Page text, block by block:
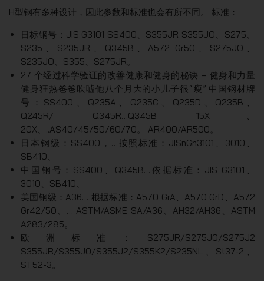
H型钢有多种设计，因此参数和标准也会有所不同。 标准：
日标钢号：JIS G3101 SS400、S355JR S355JO、S275、
S235、S235JR、Q345B、A572 Gr50、S275JO、
S235JO、S355、S275JR。
27 个经过科学验证的改善健康和健身的秘诀 – 健身和力量
健身狂热爸爸吹嘘他八个月大的小儿子很“瘦” 中国钢材牌
号：SS400、Q235A、Q235C、Q235D、Q235B、
Q245R/ Q345R…Q345B 15X、
20X、..AS40/45/50/60/70。 AR400/AR500。
日本钢级：SS400，…按照标准：JISnGn3101、3010、
SB410、
中国钢号：SS400、Q345B…依据标准：JIS G3101、
3010、SB410、
美国钢级：A36… 根据标准：A570 GrA、A570 GrD、A572
Gr42/50、… ASTM/ASME SA/A36、AH32/AH36、ASTM
A283/285。
欧洲标准：S275JR/S275J0/S275J2
S355JR/S355J0/S355J2/S355K2/S235NL、St37-2、
ST52-3。